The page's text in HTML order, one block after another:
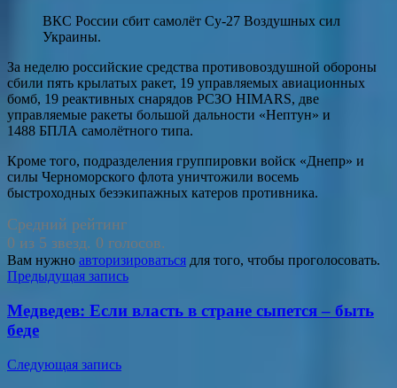
ВКС России сбит самолёт Су-27 Воздушных сил
Украины.
За неделю российские средства противовоздушной обороны
сбили пять крылатых ракет, 19 управляемых авиационных
бомб, 19 реактивных снарядов РСЗО HIMARS, две
управляемые ракеты большой дальности «Нептун» и
1488 БПЛА самолётного типа.
Кроме того, подразделения группировки войск «Днепр» и
силы Черноморского флота уничтожили восемь
быстроходных безэкипажных катеров противника.
Средний рейтинг
0 из 5 звезд. 0 голосов.
Вам нужно авторизироваться для того, чтобы проголосовать.
Навигация
по
записям
Предыдущая запись
Медведев: Если власть в стране сыпется – быть
беде
Следующая запись